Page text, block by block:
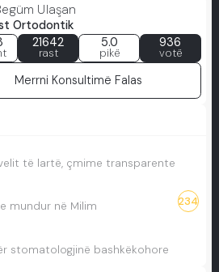
Ulaşan
Ortodontik
21642
rast
5.0
pikë
936
votë
Merrni Konsultimë Falas
të lartë, çmime transparente
mundur në Milim 234
stomatologjinë bashkëkohore